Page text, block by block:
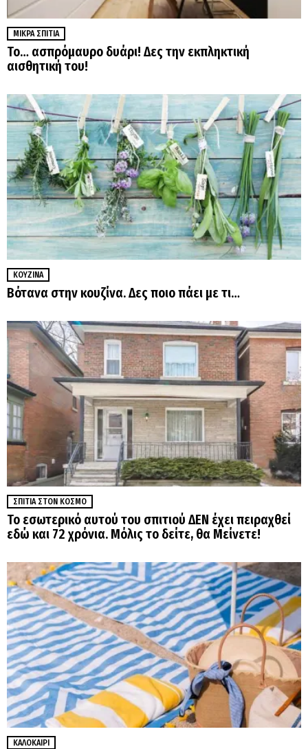
ΜΙΚΡΆ ΣΠΊΤΙΑ
Το… ασπρόμαυρο δυάρι! Δες την εκπληκτική
αισθητική του!
ΚΟΥΖΊΝΑ
Βότανα στην κουζίνα. Δες ποιο πάει με τι…
ΣΠΊΤΙΑ ΣΤΟΝ ΚΌΣΜΟ
Το εσωτερικό αυτού του σπιτιού ΔΕΝ έχει πειραχθεί
εδώ και 72 χρόνια. Μόλις το δείτε, θα Μείνετε!
ΚΑΛΟΚΑΊΡΙ